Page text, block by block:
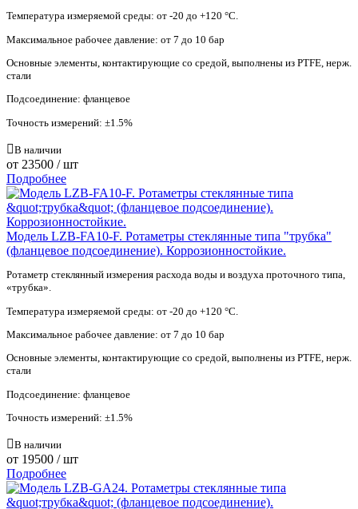
Температура измеряемой среды: от -20 до +120 °С.
Максимальное рабочее давление: от 7 до 10 бар
Основные элементы, контактирующие со средой, выполнены из PTFE, нерж.
стали
Подсоединение: фланцевое
Точность измерений: ±1.5%
В наличии
от 23500 / шт
Подробнее
Модель LZB-FA10-F. Ротаметры стеклянные типа "трубка"
(фланцевое подсоединение). Коррозионностойкие.
Ротаметр стеклянный измерения расхода воды и воздуха проточного типа,
«трубка».
Температура измеряемой среды: от -20 до +120 °С.
Максимальное рабочее давление: от 7 до 10 бар
Основные элементы, контактирующие со средой, выполнены из PTFE, нерж.
стали
Подсоединение: фланцевое
Точность измерений: ±1.5%
В наличии
от 19500 / шт
Подробнее